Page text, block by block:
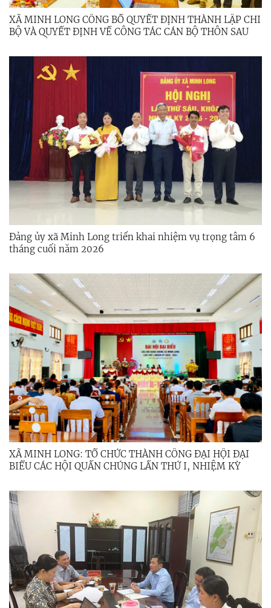
XÃ MINH LONG CÔNG BỐ QUYẾT ĐỊNH THÀNH LẬP CHI
BỘ VÀ QUYẾT ĐỊNH VỀ CÔNG TÁC CÁN BỘ THÔN SAU
Đảng ủy xã Minh Long triển khai nhiệm vụ trọng tâm 6
tháng cuối năm 2026
XÃ MINH LONG: TỔ CHỨC THÀNH CÔNG ĐẠI HỘI ĐẠI
BIỂU CÁC HỘI QUẦN CHÚNG LẦN THỨ I, NHIỆM KỲ